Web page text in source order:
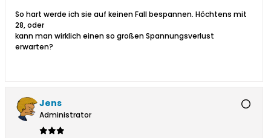
So hart werde ich sie auf keinen Fall bespannen. Höchtens mit
28, oder
kann man wirklich einen so großen Spannungsverlust
erwarten?
Jens
Administrator